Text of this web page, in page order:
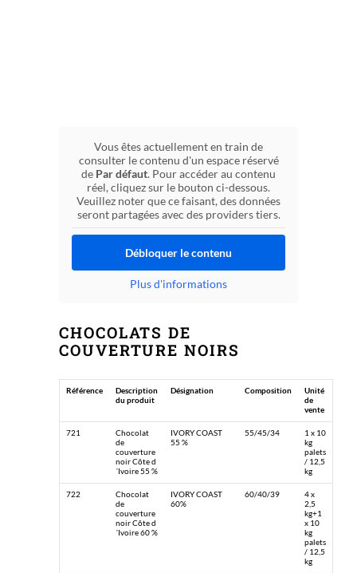
Vous êtes actuellement en train de
consulter le contenu d'un espace réservé
de Par défaut. Pour accéder au contenu
réel, cliquez sur le bouton ci-dessous.
Veuillez noter que ce faisant, des données
seront partagées avec des providers tiers.
Débloquer le contenu
Plus d'informations
CHOCOLATS DE
COUVERTURE NOIRS
Référence
Description
du produit
Désignation Composition
Unité
de
vente
721
Chocolat
de
couverture
noir Côte d
´Ivoire 55 %
IVORY COAST
55 %
55/45/34
1 x 10
kg
palets
/ 12,5
kg
722
Chocolat
de
couverture
noir Côte d
´Ivoire 60 %
IVORY COAST
60%
60/40/39
4 x
2,5
kg+1
x 10
kg
palets
/ 12,5
kg